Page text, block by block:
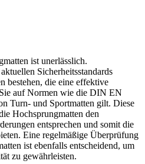
ist unerlässlich.
Sicherheitsstandards
bestehen, die eine effektive
auf Normen wie die DIN EN
Turn- und Sportmatten gilt. Diese
Hochsprungmatten den
entsprechen und somit die
Eine regelmäßige Überprüfung
ist ebenfalls entscheidend, um
zu gewährleisten.